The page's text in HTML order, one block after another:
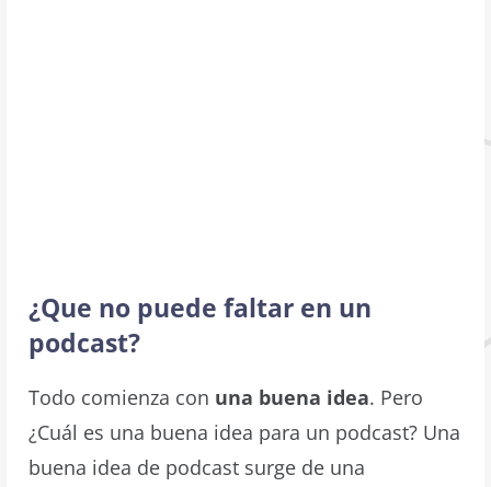
¿Que no puede faltar en un
podcast?
Todo comienza con una buena idea. Pero
¿Cuál es una buena idea para un podcast? Una
buena idea de podcast surge de una